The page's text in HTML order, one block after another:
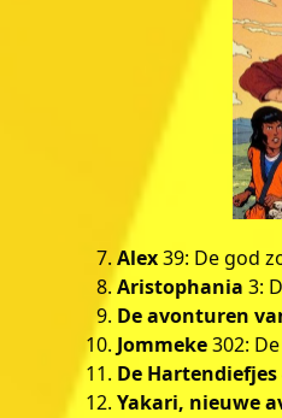
Alex39: De god
Aristophania 3:
De avonturen
Jommeke302:
De Hartendiefjes
Yakari, nieuwe